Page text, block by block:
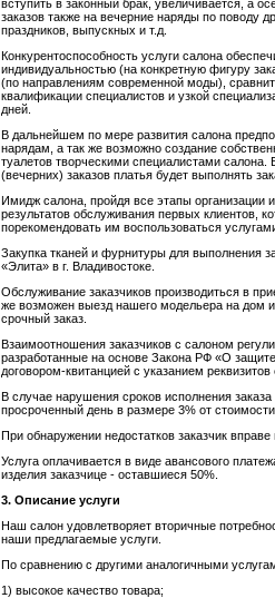
вступить в законный брак, увеличивается, а
заказов также на вечерние наряды по поводу
праздников, выпускных и т.д.
Конкурентоспособность услуги салона
индивидуальностью (на конкретную фигуру
(по направлениям современной моды),
квалификации специалистов и узкой
дней.
В дальнейшем по мере развития салона
нарядам, а так же возможно создание
туалетов творческими специалистами
(вечерних) заказов платья будет выполнять
Имидж салона, пройдя все этапы организации
результатов обслуживания первых клиентов,
порекомендовать им воспользоваться
Закупка тканей и фурнитуры для выполнения
«Элита» в г. Владивостоке.
Обслуживание заказчиков производиться в
же возможен выезд нашего модельера на дом
срочный заказ.
Взаимоотношения заказчиков с салоном
разработанные на основе Закона РФ «О
договором-квитанцией с указанием
В случае нарушения сроков исполнения
просроченный день в размере 3% от
При обнаружении недостатков заказчик
Услуга оплачивается в виде авансового
изделия заказчице - оставшиеся 50%.
3. Описание услуги
Наш салон удовлетворяет вторичные
наши предлагаемые услуги.
По сравнению с другими аналогичными
1) высокое качество товара;